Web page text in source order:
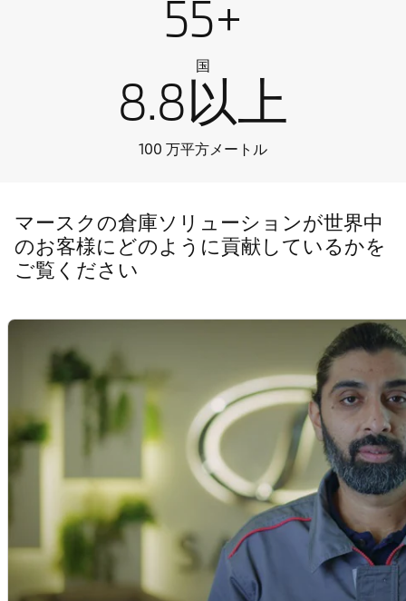
55+
国
8.8以上
100 万平方メートル
マースクの倉庫ソリューションが世界中
のお客様にどのように貢献しているかを
ご覧ください